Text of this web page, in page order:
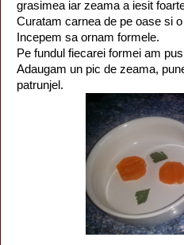
grasimea iar zeama a iesit
Curatam carnea de pe oase si
Incepem sa ornam formele.
Pe fundul fiecarei formei am
Adaugam un pic de zeama,
patrunjel.